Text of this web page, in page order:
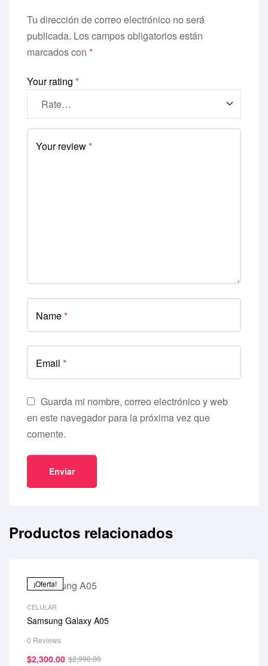
Tu dirección de correo electrónico no será
publicada. Los campos obligatorios están
marcados con *
Your rating *
Your review*
Name*
Email *
Guarda mi nombre, correo electrónico y web
en este navegador para la próxima vez que
comente.
Productos relacionados
¡Oferta!
CELULAR
Samsung Galaxy A05
0 Reviews
$2,990.00
$2,300.00